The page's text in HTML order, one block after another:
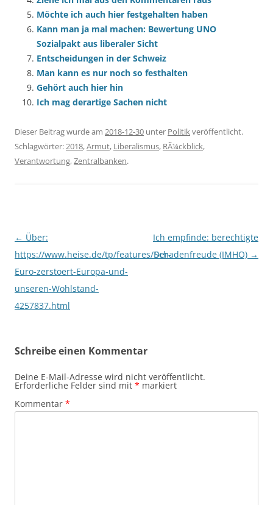
Möchte ich auch hier festgehalten haben
Kann man ja mal machen: Bewertung UNO
Sozialpakt aus liberaler Sicht
Entscheidungen in der Schweiz
Man kann es nur noch so festhalten
Gehört auch hier hin
Ich mag derartige Sachen nicht
Dieser Beitrag wurde am 2018-12-30 unter Politikveröffentlicht.
Schlagwörter:2018,Armut, Liberalismus, RÃ¼ckblick,
Verantwortung,Zentralbanken.
Beitragsnavigation
← Über:
https://www.heise.de/tp/features/Der-
Euro-zerstoert-Europa-und-
unseren-Wohlstand-
4257837.html
Ich empfinde: berechtigte
Schadenfreude (IMHO) →
Schreibe einen Kommentar
Deine E-Mail-Adresse wird nicht veröffentlicht.
Erforderliche Felder sind mit * markiert
Kommentar *